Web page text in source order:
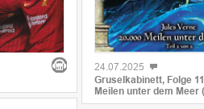
24.07.2025
Gruselkabinett, Folge
Meilen unter dem Meer